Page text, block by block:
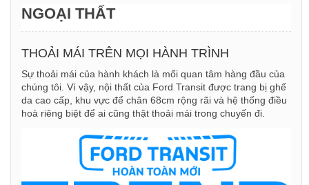
NGOẠI THẤT
THOẢI MÁI TRÊN MỌI HÀNH TRÌNH
Sự thoải mái của hành khách là mối quan tâm hàng đầu của
chúng tôi. Vì vậy, nội thất của Ford Transit được trang bị ghế
da cao cấp, khu vực để chân 68cm rộng rãi và hệ thống điều
hoà riêng biệt để ai cũng thật thoải mái trong chuyến đi.